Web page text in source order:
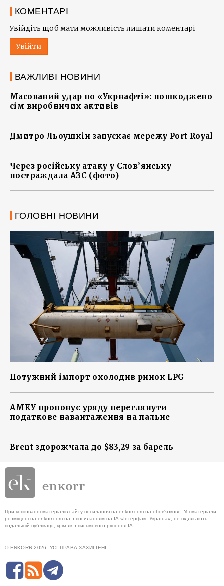
КОМЕНТАРІ
Увійдіть щоб мати можливість лишати коментарі
Увійти
ВАЖЛИВІ НОВИНИ
Масований удар по «Укрнафті»: пошкоджено
сім виробничих активів
Дмитро Льоушкін запускає мережу Port Royal
Через російську атаку у Слов’янську
постраждала АЗС (фото)
ГОЛОВНІ НОВИНИ
Потужний імпорт охолодив ринок LPG
АМКУ пропонує уряду переглянути
податкове навантаження на пальне
Brent здорожчала до $83,29 за барель
При копіюванні матеріалів сайту посилання на enkorr.com.ua обов'язкове. Усі матеріали,
розміщені на enkorr.com.ua з посиланням на ІА «Інтерфакс-Україна», не підлягають
подальшій публікації, крім як з письмового рішення ІА.
© ENKORR 2026. УСІ ПРАВА ЗАХИЩЕНІ.